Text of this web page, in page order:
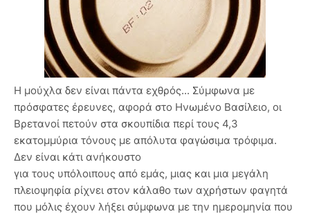
Η μούχλα δεν είναι πάντα εχθρός... Σύμφωνα με
πρόσφατες έρευνες, αφορά στο Ηνωμένο Βασίλειο, οι
Βρετανοί πετούν στα σκουπίδια περί τους 4,3
εκατομμύρια τόνους με απόλυτα φαγώσιμα τρόφιμα.
Δεν είναι κάτι ανήκουστο
για τους υπόλοιπους από εμάς, μιας και μια μεγάλη
πλειοψηφία ρίχνει στον κάλαθο των αχρήστων φαγητά
που μόλις έχουν λήξει σύμφωνα με την ημερομηνία που